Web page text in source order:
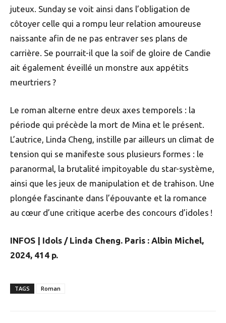
juteux. Sunday se voit ainsi dans l’obligation de
côtoyer celle qui a rompu leur relation amoureuse
naissante afin de ne pas entraver ses plans de
carrière. Se pourrait-il que la soif de gloire de Candie
ait également éveillé un monstre aux appétits
meurtriers ?
Le roman alterne entre deux axes temporels : la
période qui précède la mort de Mina et le présent.
L’autrice, Linda Cheng, instille par ailleurs un climat de
tension qui se manifeste sous plusieurs formes : le
paranormal, la brutalité impitoyable du star-système,
ainsi que les jeux de manipulation et de trahison. Une
plongée fascinante dans l’épouvante et la romance
au cœur d’une critique acerbe des concours d’idoles !
INFOS | Idols / Linda Cheng. Paris : Albin Michel,
2024, 414 p.
TAGS Roman